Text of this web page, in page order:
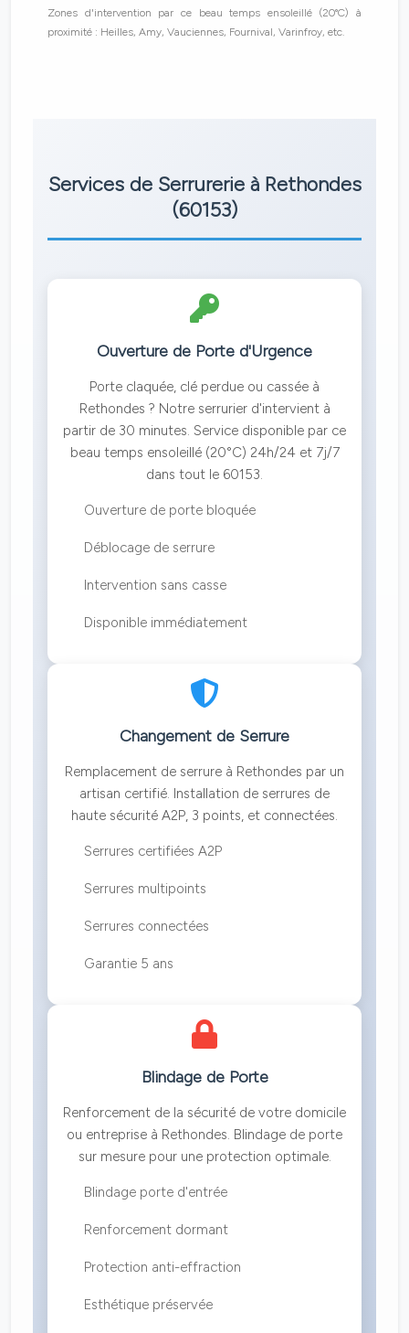
Zones d'intervention par ce beau temps ensoleillé (20°C) à
proximité : Heilles, Amy, Vauciennes, Fournival, Varinfroy, etc.
Services de Serrurerie à Rethondes
(60153)
Ouverture de Porte d'Urgence
Porte claquée, clé perdue ou cassée à
Rethondes ? Notre serrurier d'intervient à
partir de 30 minutes. Service disponible par ce
beau temps ensoleillé (20°C) 24h/24 et 7j/7
dans tout le 60153.
Ouverture de porte bloquée
Déblocage de serrure
Intervention sans casse
Disponible immédiatement
Changement de Serrure
Remplacement de serrure à Rethondes par un
artisan certifié. Installation de serrures de
haute sécurité A2P, 3 points, et connectées.
Serrures certifiées A2P
Serrures multipoints
Serrures connectées
Garantie 5 ans
Blindage de Porte
Renforcement de la sécurité de votre domicile
ou entreprise à Rethondes. Blindage de porte
sur mesure pour une protection optimale.
Blindage porte d'entrée
Renforcement dormant
Protection anti-effraction
Esthétique préservée